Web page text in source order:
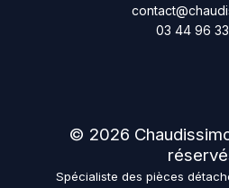
03 44 96
© 2026
Spécialiste des pièces